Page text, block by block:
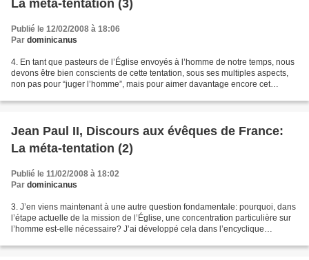
La méta-tentation (3)
Publié le 12/02/2008 à 18:06
Par dominicanus
4. En tant que pasteurs de l’Église envoyés à l’homme de notre temps, nous
devons être bien conscients de cette tentation, sous ses multiples aspects,
non pas pour “juger l’homme”, mais pour aimer davantage encore cet
Jean Paul II, Discours aux évêques de France:
La méta-tentation (2)
Publié le 11/02/2008 à 18:02
Par dominicanus
3. J’en viens maintenant à une autre question fondamentale: pourquoi, dans
l’étape actuelle de la mission de l’Église, une concentration particulière sur
l’homme est-elle nécessaire? J’ai développé cela dans l’encyclique